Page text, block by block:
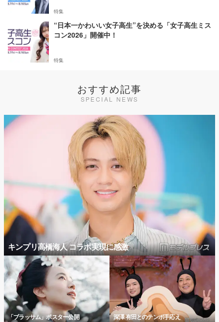
特集
“日本一かわいい女子高生”を決める「女子高生ミス
コン2026」開催中！
特集
おすすめ記事
SPECIAL NEWS
キンプリ高橋海人 コラボ実現に感激
「ブラッサム」ポスター公開 深澤 有田とのテンポ手応え